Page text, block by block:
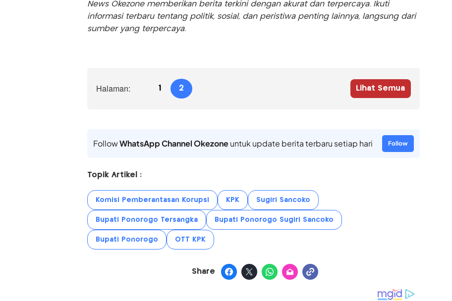
News Okezone memberikan berita terkini dengan akurat dan terpercaya. Ikuti
informasi terbaru tentang politik, sosial, dan peristiwa penting lainnya, langsung dari
sumber yang terpercaya.
Halaman: 1 2 Lihat Semua
FollowWhatsApp Channel Okezoneuntuk update berita terbaru setiap hari Follow
Topik Artikel :
Komisi Pemberantasan Korupsi KPK Sugiri Sancoko
Bupati Ponorogo Tersangka Bupati Ponorogo Sugiri Sancoko
Bupati Ponorogo OTT KPK
Share